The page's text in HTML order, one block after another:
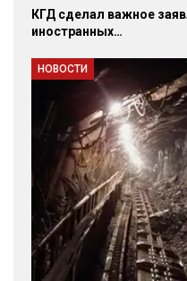
КГД сделал важное
иностранных…
НОВОСТИ